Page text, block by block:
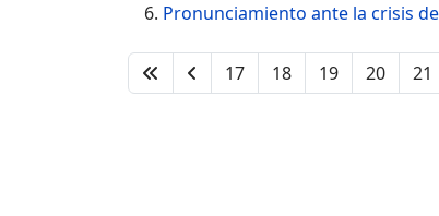
Pronunciamiento ante la crisis
17 18 19 20 21